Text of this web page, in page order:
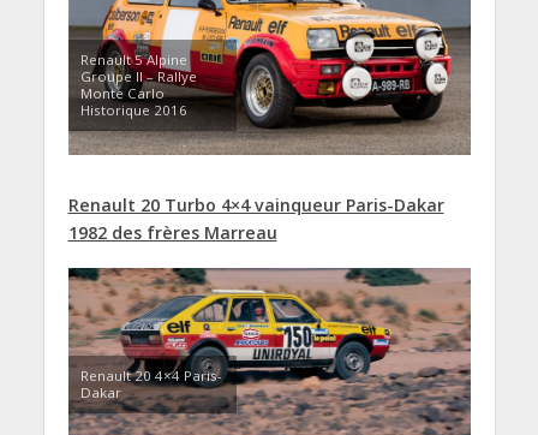
Renault 5 Alpine
Groupe II – Rallye
Monte Carlo
Historique 2016
Renault 20 Turbo 4×4 vainqueur Paris-Dakar
1982 des frères Marreau
Renault 20 4×4 Paris-
Dakar